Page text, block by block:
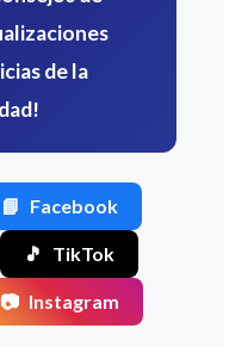
de la
📘 Facebook
🎵 TikTok
📷 Instagram